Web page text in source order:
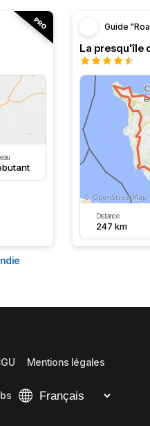
Guide
La presqu'île
Distance
247 km
Mentions légales